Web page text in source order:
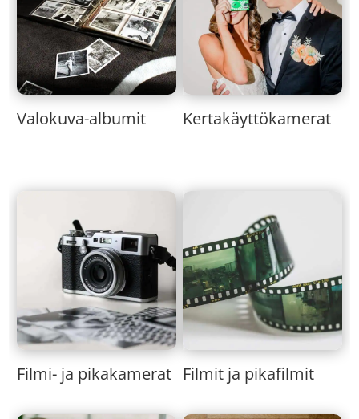
Valokuva-albumit Kertakäyttökamerat
Filmi- ja pikakamerat Filmit ja pikafilmit